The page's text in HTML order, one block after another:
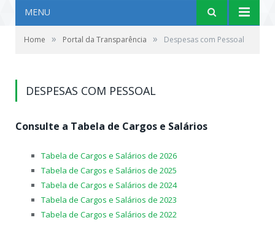
MENU
Home » Portal da Transparência » Despesas com Pessoal
DESPESAS COM PESSOAL
Consulte a Tabela de Cargos e Salários
Tabela de Cargos e Salários de 2026
Tabela de Cargos e Salários de 2025
Tabela de Cargos e Salários de 2024
Tabela de Cargos e Salários de 2023
Tabela de Cargos e Salários de 2022